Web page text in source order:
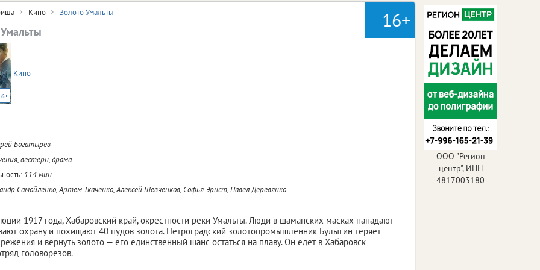
16+
Кино Золото Умальты
Кино
Богатырев
вестерн, драма
114 мин.
Самойленко, Артём Ткаченко, Алексей Шевченков, Софья Эрнст, Павел Деревянко
1917 года, Хабаровский край, окрестности реки Умальты. Люди в шаманских масках нападают
охрану и похищают 40 пудов золота. Петроградский золотопромышленник Булыгин теряет
и вернуть золото — его единственный шанс остаться на плаву. Он едет в Хабаровск
головорезов.
ООО "Регион
центр", ИНН
4817003180